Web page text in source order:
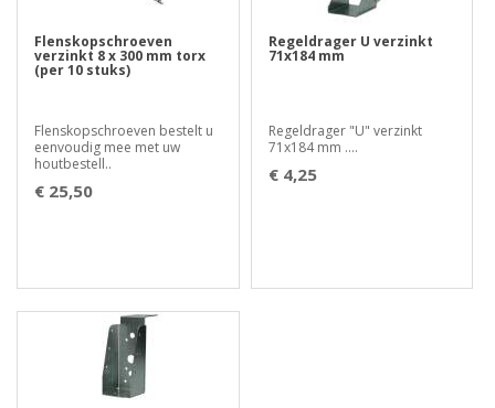
Flenskopschroeven
verzinkt 8 x 300 mm torx
(per 10 stuks)
Flenskopschroeven bestelt u
eenvoudig mee met uw
houtbestell..
€ 25,50
Regeldrager U verzinkt
71x184 mm
Regeldrager "U" verzinkt
71x184 mm ....
€ 4,25